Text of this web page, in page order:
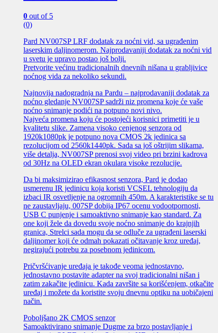
0 out of 5
(0)
Pard NV007SP LRF dodatak za noćni vid, sa ugrađenim
laserskim daljinomerom. Najprodavaniji dodatak za noćni vid
u svetu je upravo postao još bolji.
Pretvorite većinu tradicionalnih dnevnih nišana u grabljivice
noćnog vida za nekoliko sekundi.
Najnovija nadogradnja na Pardu – najprodavaniji dodatak za
noćno gledanje NV007SP sadrži niz promena koje će vaše
noćno snimanje podići na potpuno novi nivo.
Najveća promena koju će postojeći korisnici primetiti je u
kvalitetu slike. Zamena visoko cenjenog senzora od
1920k1080pk je potpuno nova CMOS 2k jedinica sa
rezolucijom od 2560k1440pk. Sada sa još oštrijim slikama,
više detalja, NV007SP prenosi svoj video pri brzini kadrova
od 30Hz na OLED ekran okulara visoke rezolucije.
Da bi maksimizirao efikasnost senzora, Pard je dodao
usmerenu IR jedinicu koja koristi VCSEL tehnologiju da
izbaci IR osvetljenje na ogromnih 450m. A karakteristike se tu
ne zaustavljaju, 007SP dobija IP67 ocenu vodootpornosti,
USB C punjenje i samoaktivno snimanje kao standard. Za
one koji žele da dovedu svoje noćno snimanje do krajnjih
granica, Strelci sada mogu da se odluče za ugrađeni laserski
daljinomer koji će odmah pokazati očitavanje kroz uređaj,
negirajući potrebu za posebnom jedinicom.
Pričvršćivanje uređaja je takođe veoma jednostavno,
jednostavno postavite adapter na svoj tradicionalni nišan i
zatim zakačite jedinicu. Kada završite sa korišćenjem, otkačite
uređaj i možete da koristite svoju dnevnu optiku na uobičajeni
način.
Poboljšano 2K CMOS senzor
Samoaktivirano snimanje Dugme za brzo postavljanje i